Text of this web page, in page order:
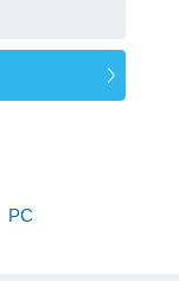
PC